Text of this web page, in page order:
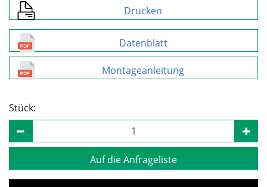
Drucken
Datenblatt
Montageanleitung
Stück:
Auf die Anfrageliste